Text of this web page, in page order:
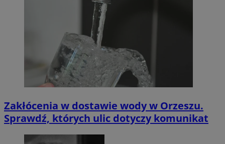
Zakłócenia w dostawie wody w Orzeszu.
Sprawdź, których ulic dotyczy komunikat